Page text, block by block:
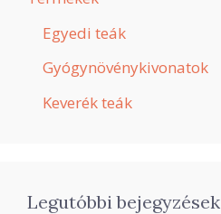
Egyedi teák
Gyógynövénykivonatok
Keverék teák
Legutóbbi bejegyzések